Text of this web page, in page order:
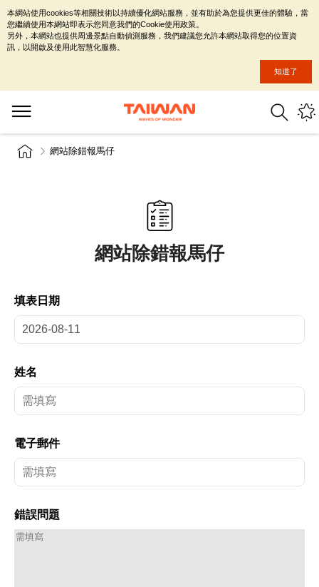
網站除錯報馬仔
網站除錯報馬仔
填表日期
姓名
電子郵件
錯誤問題
本網站使用cookies等相關技術以持續優化網站服務，並有助於為您提供更佳的體驗，當
您繼續使用本網站即表示您同意我們的Cookie使用政策。
另外，本網站也提供周邊景點自動偵測服務，我們建議您允許本網站取得您的位置資
訊，以開啟及使用此智慧化服務。
知道了